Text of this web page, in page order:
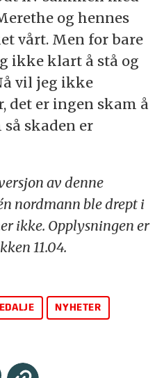
og hennes
vårt. Men for bare
ikke klart å stå og
vil jeg ikke
det er ingen skam å
skaden er
av denne
nordmann ble drept i
ikke. Opplysningen er
11.04.
NYHETER